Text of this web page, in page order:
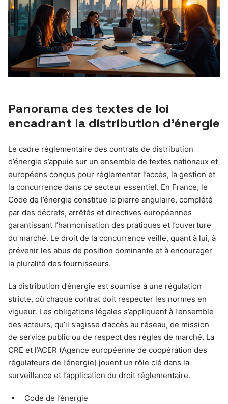
Panorama des textes de loi
encadrant la distribution d’énergie
Le cadre réglementaire des contrats de distribution
d’énergie s’appuie sur un ensemble de textes nationaux et
européens conçus pour réglementer l’accès, la gestion et
la concurrence dans ce secteur essentiel. En France, le
Code de l’énergie constitue la pierre angulaire, complété
par des décrets, arrêtés et directives européennes
garantissant l’harmonisation des pratiques et l’ouverture
du marché. Le droit de la concurrence veille, quant à lui, à
prévenir les abus de position dominante et à encourager
la pluralité des fournisseurs.
La distribution d’énergie est soumise à une régulation
stricte, où chaque contrat doit respecter les normes en
vigueur. Les obligations légales s’appliquent à l’ensemble
des acteurs, qu’il s’agisse d’accès au réseau, de mission
de service public ou de respect des règles de marché. La
CRE et l’ACER (Agence européenne de coopération des
régulateurs de l’énergie) jouent un rôle clé dans la
surveillance et l’application du droit réglementaire.
Code de l’énergie